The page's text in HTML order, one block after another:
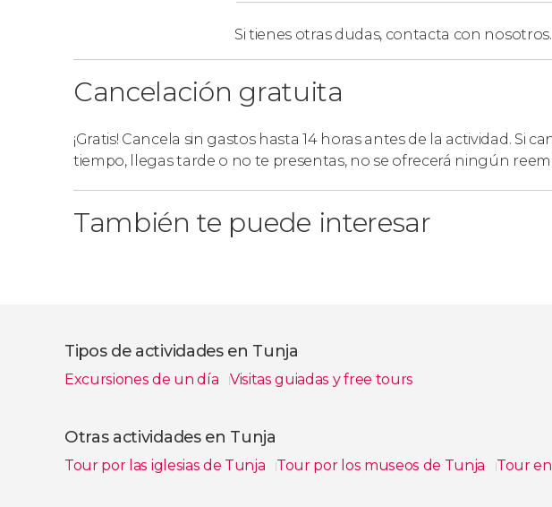
Si tienes otras dudas, contacta con nosotros.
Cancelación gratuita
¡Gratis! Cancela sin gastos hasta 14 horas antes de la actividad. Si
tiempo, llegas tarde o no te presentas, no se ofrecerá ningún
También te puede interesar
Tipos de actividades en Tunja
Excursiones de un día Visitas guiadas y free tours
Otras actividades en Tunja
Tour por las iglesias de Tunja Tour por los museos de Tunja Tour